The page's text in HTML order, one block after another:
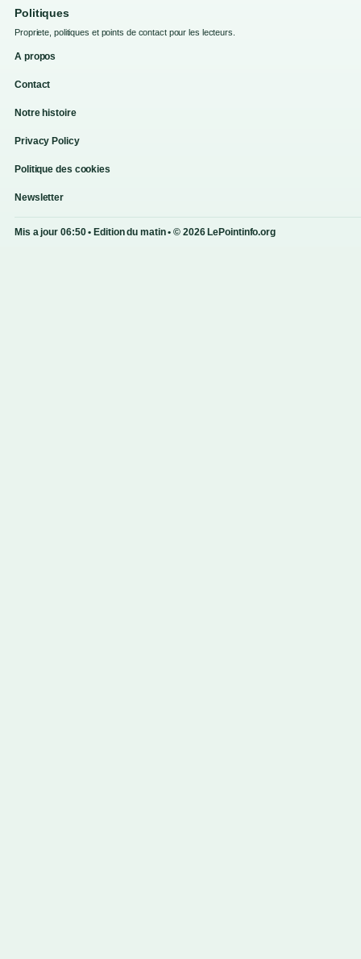
Politiques
Propriete, politiques et points de contact pour les lecteurs.
A propos
Contact
Notre histoire
Privacy Policy
Politique des cookies
Newsletter
Mis a jour 06:50 • Edition du matin • © 2026 LePointinfo.org